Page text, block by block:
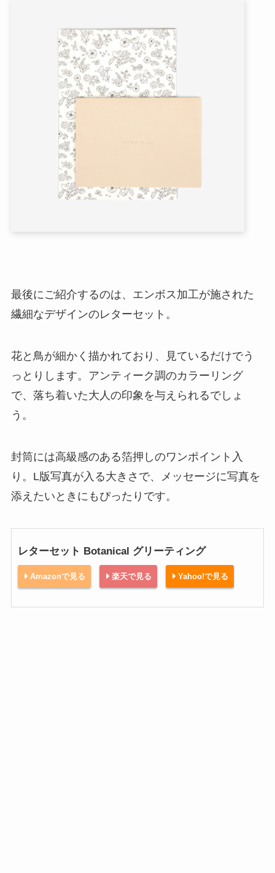
最後にご紹介するのは、エンボス加工が施された
繊細なデザインのレターセット。
花と鳥が細かく描かれており、見ているだけでう
っとりします。アンティーク調のカラーリング
で、落ち着いた大人の印象を与えられるでしょ
う。
封筒には高級感のある箔押しのワンポイント入
り。L版写真が入る大きさで、メッセージに写真を
添えたいときにもぴったりです。
レターセット Botanical グリーティング
Amazonで見る 楽天で見る Yahoo!で見る